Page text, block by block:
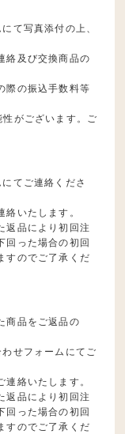
て写真添付の上、
絡及び交換商品の
際の振込手数料等
がございます。ご
てご連絡くださ
いたします。
返品により初回注
回った場合の初回
すのでご了承くだ
商品をご返品の
せフォームにてご
絡いたします。
返品により初回注
回った場合の初回
すのでご了承くだ